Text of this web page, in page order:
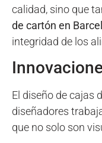
calidad, sino que
de cartón en
integridad de los
El diseño de cajas
diseñadores
que no solo son